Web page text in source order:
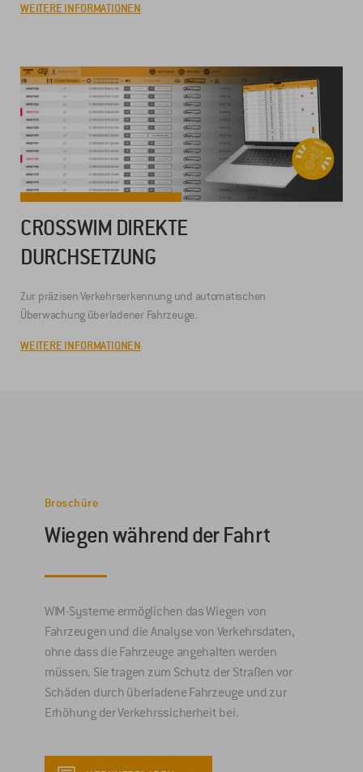
WEITERE INFORMATIONEN
CROSSWIM DIREKTE
DURCHSETZUNG
Zur präzisen Verkehrserkennung und automatischen
Überwachung überladener Fahrzeuge.
WEITERE INFORMATIONEN
Broschüre
Wiegen während der Fahrt
WIM-Systeme ermöglichen das Wiegen von
Fahrzeugen und die Analyse von Verkehrsdaten,
ohne dass die Fahrzeuge angehalten werden
müssen. Sie tragen zum Schutz der Straßen vor
Schäden durch überladene Fahrzeuge und zur
Erhöhung der Verkehrssicherheit bei.